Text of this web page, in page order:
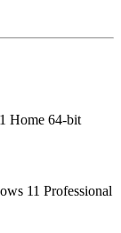
Home 64-bit
11 Professional